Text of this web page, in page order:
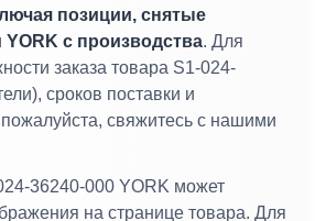
позиции, снятые
с производства. Для
заказа товара S1-024-
сроков поставки и
свяжитесь с нашими
36240-000 YORK может
на странице товара. Для